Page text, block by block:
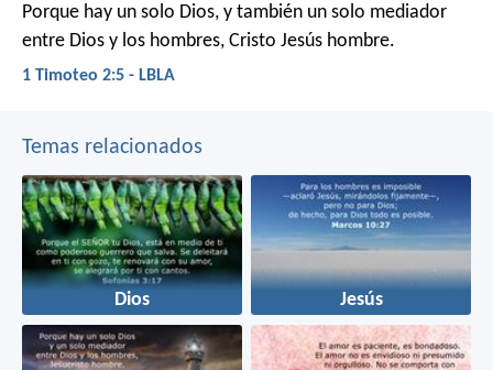
Porque hay un solo Dios, y también un solo mediador
entre Dios y los hombres, Cristo Jesús hombre.
1 Timoteo 2:5 - LBLA
Temas relacionados
Dios Jesús